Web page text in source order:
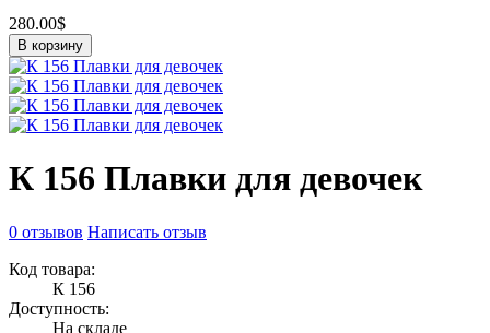
280.00$
В корзину
К 156 Плавки для девочек
0 отзывов Написать отзыв
Код товара:
К 156
Доступность:
На складе